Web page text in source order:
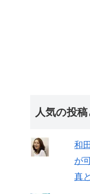
人気の投
和
が
真